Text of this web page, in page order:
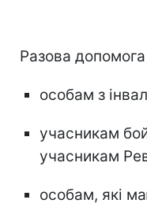
Разова
особам з
учасникам
учасникам
особам, які